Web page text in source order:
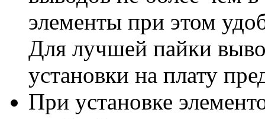
элементы при этом
Для лучшей пайки
установки на плату
При установке